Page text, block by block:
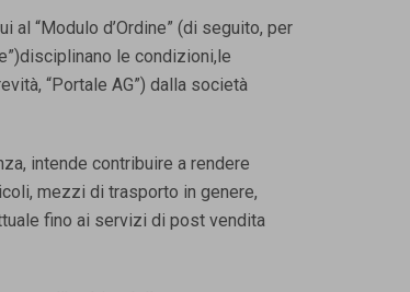
al “Modulo d’Ordine” (di seguito, per
le condizioni,le
“Portale AG”) dalla società
intende contribuire a rendere
mezzi di trasporto in genere,
fino ai servizi di post vendita